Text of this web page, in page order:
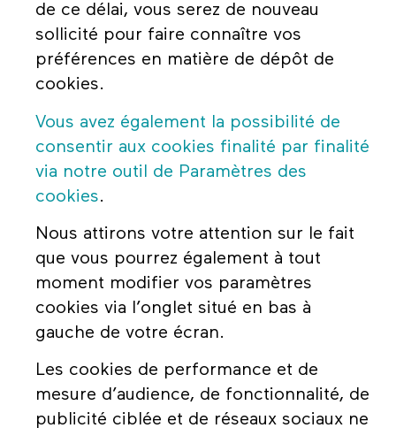
de ce délai, vous serez de nouveau
sollicité pour faire connaître vos
préférences en matière de dépôt de
cookies.
Vous avez également la possibilité de
consentir aux cookies finalité par finalité
via notre outil de Paramètres des
cookies.
Nous attirons votre attention sur le fait
que vous pourrez également à tout
moment modifier vos paramètres
cookies via l’onglet situé en bas à
gauche de votre écran.
Les cookies de performance et de
mesure d’audience, de fonctionnalité, de
publicité ciblée et de réseaux sociaux ne